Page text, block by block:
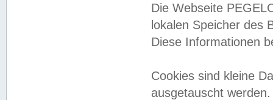
Die Webseite
lokalen Speicher des
Diese Informationen
Cookies sind kleine
ausgetauscht